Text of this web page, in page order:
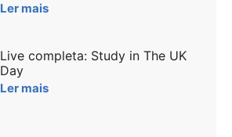
Ler mais
Live completa: Study in The UK
Day
Ler mais